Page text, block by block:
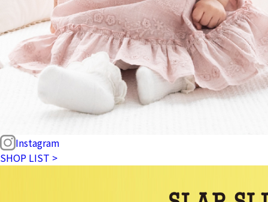
Instagram
SHOP LIST >